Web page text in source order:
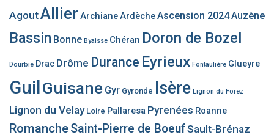
AgoutAllier ArchianeArdècheAscension 2024Auzène
Bassin Bonne Byaisse Chéran Doron de Bozel
Dourbie Drac Drôme Durance Eyrieux Fontaulière Glueyre
Guil Guisane Gyr Gyronde Isère Lignon du Forez
Lignon du Velay Loire Pallaresa Pyrenées Roanne
RomancheSaint-Pierre de BoeufSault-Brénaz